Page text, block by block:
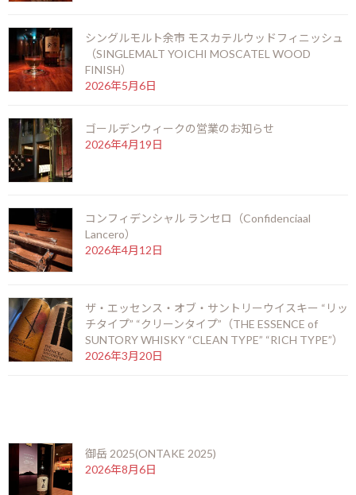
b
o
o
n
g
er
y
Li
前の記事
2016年11月2日
御岳 2025(ONTAKE 2025)
シングルモルト余市 モスカテルウッドフィニッシュ
（SINGLEMALT YOICHI MOSCATEL WOOD
FINISH）
2026年5月6日
ゴールデンウィークの営業のお知らせ
2026年4月19日
コンフィデンシャル ランセロ（Confidenciaal
Lancero）
2026年4月12日
ザ・エッセンス・オブ・サントリーウイスキー “リッ
チタイプ” “クリーンタイプ”（THE ESSENCE of
SUNTORY WHISKY “CLEAN TYPE” “RICH TYPE”）
2026年3月20日
御岳 2025(ONTAKE 2025)
2026年8月6日